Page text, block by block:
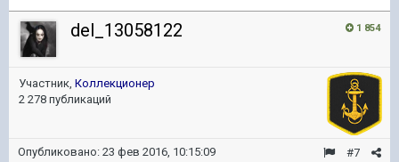
1 854
del_13058122
Участник, Коллекционер
2 278 публикаций
#7
Опубликовано: 23 фев 2016, 10:15:09